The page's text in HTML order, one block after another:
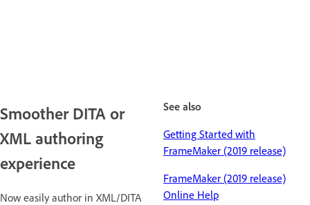
Smoother DITA or
XML authoring
experience
Now easily author in XML/DITA
See also
Getting Started with
FrameMaker (2019 release)
FrameMaker (2019 release)
Online Help